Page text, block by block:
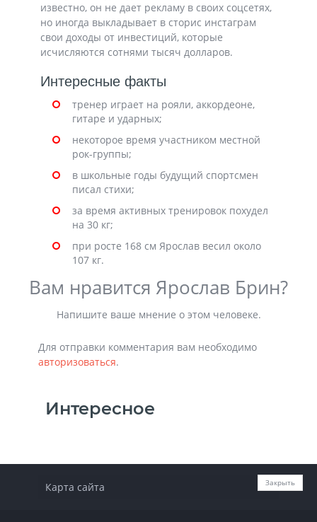
известно, он не дает рекламу в своих соцсетях,
но иногда выкладывает в сторис инстаграм
свои доходы от инвестиций, которые
исчисляются сотнями тысяч долларов.
Интересные факты
тренер играет на рояли, аккордеоне,
гитаре и ударных;
некоторое время участником местной
рок-группы;
в школьные годы будущий спортсмен
писал стихи;
за время активных тренировок похудел
на 30 кг;
при росте 168 см Ярослав весил около
107 кг.
Вам нравится Ярослав Брин?
Напишите ваше мнение о этом человеке.
Для отправки комментария вам необходимо
авторизоваться.
Интересное
Карта сайта Закрыть